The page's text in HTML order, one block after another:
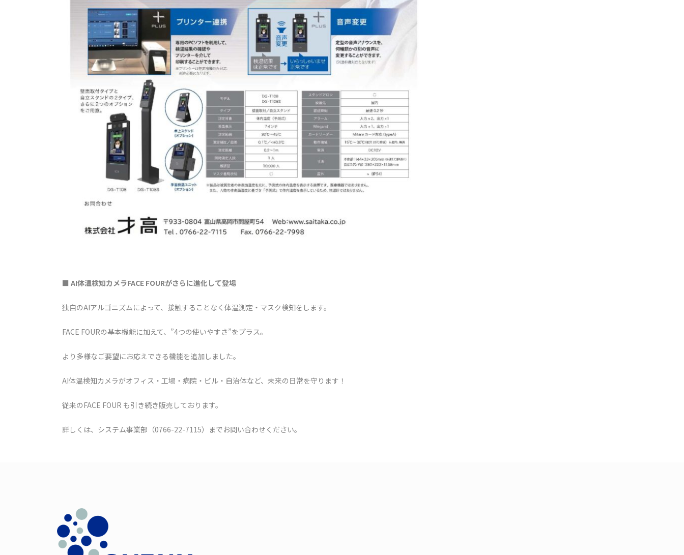
■ AI体温検知カメラFACE FOURがさらに進化して登場
独自のAIアルゴニズムによって、接触することなく体温測定・マスク検知をします。
FACE FOURの基本機能に加えて、”4つの使いやすさ”をプラス。
より多様なご要望にお応えできる機能を追加しました。
AI体温検知カメラがオフィス・工場・病院・ビル・自治体など、未来の日常を守ります！
従来のFACE FOUR も引き続き販売しております。
詳しくは、システム事業部（0766-22-7115）までお問い合わせください。